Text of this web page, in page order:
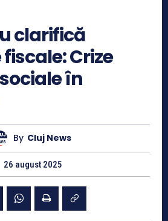
clarifică
Crize
în
By Cluj News
26 august 2025